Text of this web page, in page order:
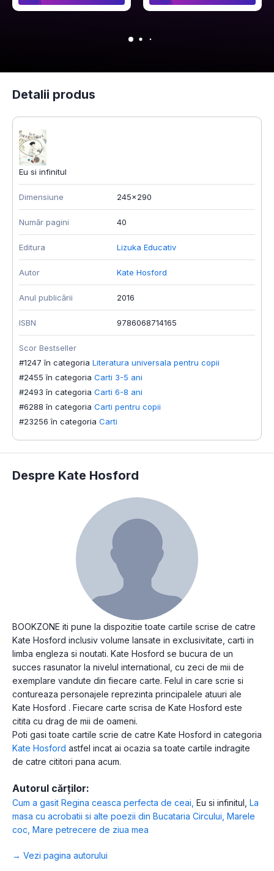
Detalii produs
Eu si infinitul
Dimensiune 245x290
Număr pagini 40
Editura Lizuka Educativ
Autor Kate Hosford
Anul publicării 2016
ISBN 9786068714165
Scor Bestseller
#1247 în categoria Literatura universala pentru copii
#2455 în categoria Carti 3-5 ani
#2493 în categoria Carti 6-8 ani
#6288 în categoria Carti pentru copii
#23256 în categoria Carti
Despre Kate Hosford
BOOKZONE iti pune la dispozitie toate cartile scrise de catre
Kate Hosford inclusiv volume lansate in exclusivitate, carti in
limba engleza si noutati. Kate Hosford se bucura de un
succes rasunator la nivelul international, cu zeci de mii de
exemplare vandute din fiecare carte. Felul in care scrie si
contureaza personajele reprezinta principalele atuuri ale
Kate Hosford . Fiecare carte scrisa de Kate Hosford este
citita cu drag de mii de oameni.
Poti gasi toate cartile scrie de catre Kate Hosford in categoria
Kate Hosford astfel incat ai ocazia sa toate cartile indragite
de catre cititori pana acum.
Autorul cărților:
Cum a gasit Regina ceasca perfecta de ceai Eu si infinitul La
masa cu acrobatii si alte poezii din Bucataria Circului Marele
coc Mare petrecere de ziua mea
→ Vezi pagina autorului